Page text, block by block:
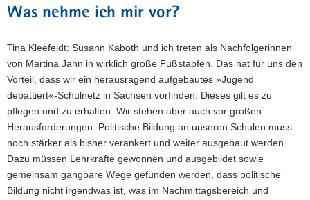
Was nehme ich mir vor?
Tina Kleefeldt: Susann Kaboth und ich treten als Nachfolgerinnen
von Martina Jahn in wirklich große Fußstapfen. Das hat für uns den
Vorteil, dass wir ein herausragend aufgebautes »Jugend
debattiert«-Schulnetz in Sachsen vorfinden. Dieses gilt es zu
pflegen und zu erhalten. Wir stehen aber auch vor großen
Herausforderungen. Politische Bildung an unseren Schulen muss
noch stärker als bisher verankert und weiter ausgebaut werden.
Dazu müssen Lehrkräfte gewonnen und ausgebildet sowie
gemeinsam gangbare Wege gefunden werden, dass politische
Bildung nicht irgendwas ist, was im Nachmittagsbereich und